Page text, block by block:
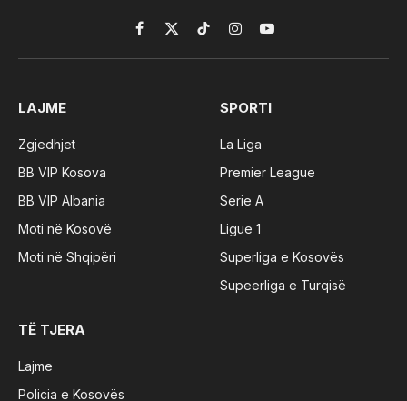
Facebook
X
(Twitter)
TikTokInstagramYouTube
LAJME
Zgjedhjet
BB VIP Kosova
BB VIP Albania
Moti në Kosovë
Moti në Shqipëri
SPORTI
La Liga
Premier League
Serie A
Ligue 1
Superliga e Kosovës
Supeerliga e Turqisë
TË TJERA
Lajme
Policia e Kosovës